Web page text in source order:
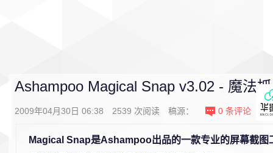
Ashampoo Magical Snap v3.02 - 魔法
2009年04月30日 06:38 2539 次阅读 稿源： 0 条评论
Magical Snap是Ashampoo出品的一款专业的屏幕截图